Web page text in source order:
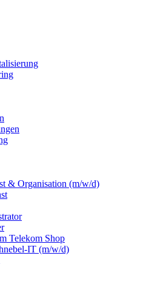
& Organisation (m/w/d)
Telekom Shop
IT (m/w/d)